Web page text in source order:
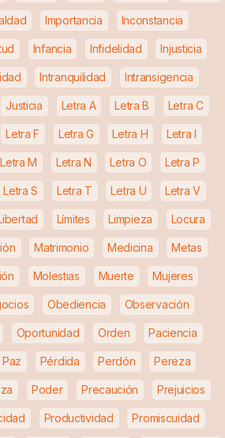
Importancia Inconstancia
Infancia Infidelidad Injusticia
Intranquilidad Intransigencia
Justicia Letra A Letra B Letra C
Letra F Letra G Letra H Letra I
Letra M Letra N Letra O Letra P
Letra S Letra T Letra U Letra V
Límites Limpieza Locura
Matrimonio Medicina Metas
Molestias Muerte Mujeres
Obediencia Observación
Oportunidad Orden Paciencia
Paz Pérdida Perdón Pereza
Poder Precaución Prejuicios
Productividad Promiscuidad